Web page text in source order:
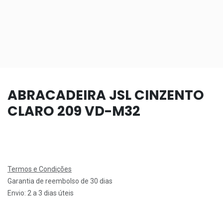
ABRACADEIRA JSL CINZENTO
CLARO 209 VD-M32
Termos e Condições
Garantia de reembolso de 30 dias
Envio: 2 a 3 dias úteis